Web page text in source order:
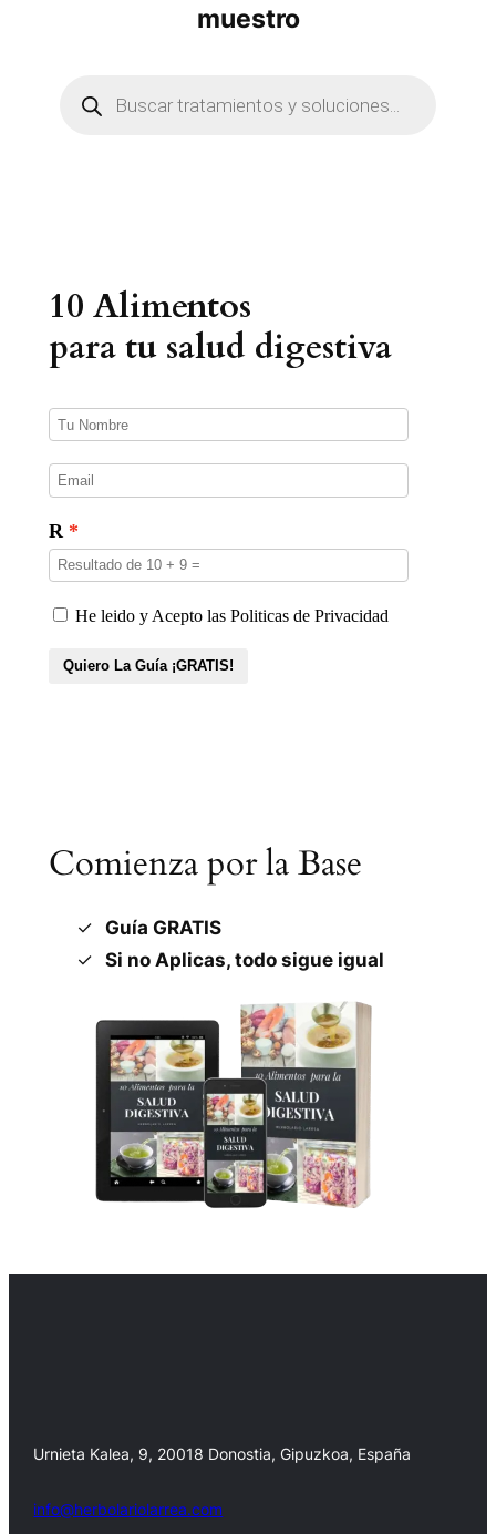
muestro
o
d
c
t
s
10 Alimentos
para tu salud digestiva
Comienza por la Base
Guía GRATIS
Si no Aplicas, todo sigue igual
Urnieta Kalea, 9, 20018 Donostia, Gipuzkoa, España
info@herbolariolarrea.com